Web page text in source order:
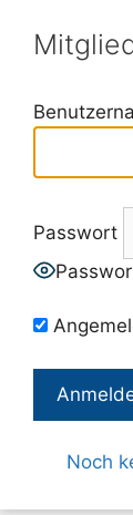
Passwort
Noch